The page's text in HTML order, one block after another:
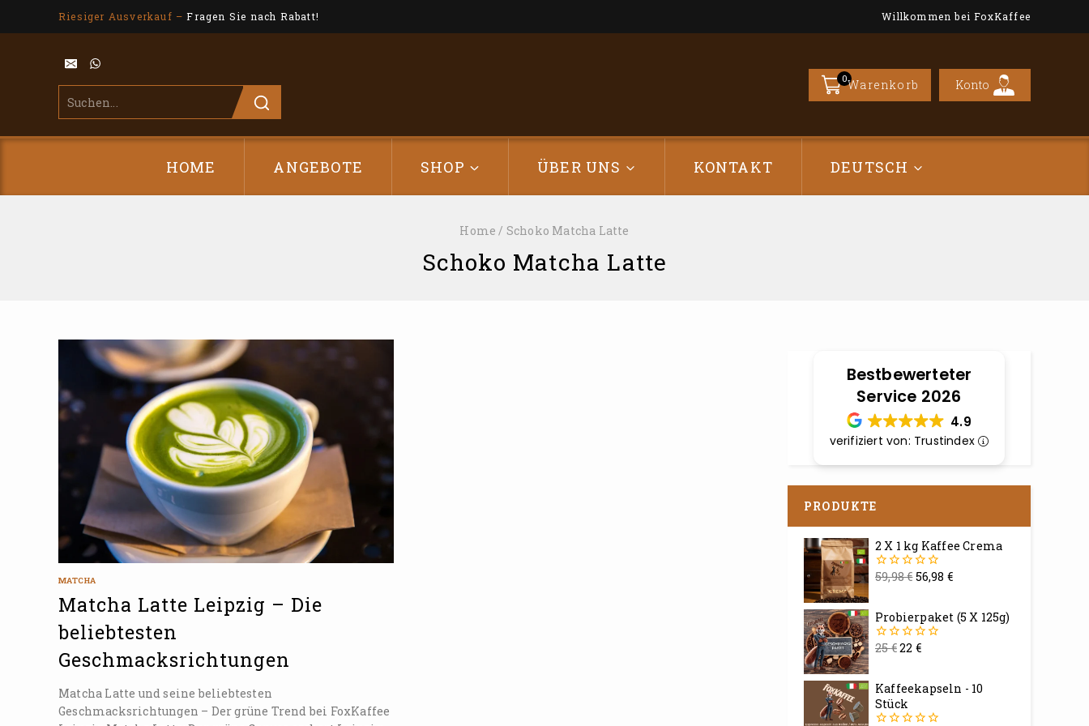
Riesiger Ausverkauf –Fragen Sie nach Rabatt! Willkommen bei FoxKaffee
0Warenkorb Konto
HOME ANGEBOTE SHOP ÜBER UNS KONTAKT DEUTSCH
Home / Schoko Matcha Latte
Schoko Matcha Latte
MATCHA
Matcha Latte Leipzig – Die
beliebtesten
Geschmacksrichtungen
Matcha Latte und seine beliebtesten
Geschmacksrichtungen – Der grüne Trend bei FoxKaffee
Bestbewerteter
Service 2026
4.9
verifiziert von: Trustindex
PRODUKTE
2 X 1 kg Kaffee Crema
0
59,98€56,98 €
Probierpaket (5 X 125g)
0
25€22 €
Kaffeekapseln - 10
Stück